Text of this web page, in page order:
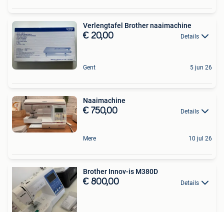
Verlengtafel Brother naaimachine
€ 20,00 Details
Gent 5 jun 26
Naaimachine
€ 750,00 Details
Mere 10 jul 26
Brother Innov-is M380D
€ 800,00 Details